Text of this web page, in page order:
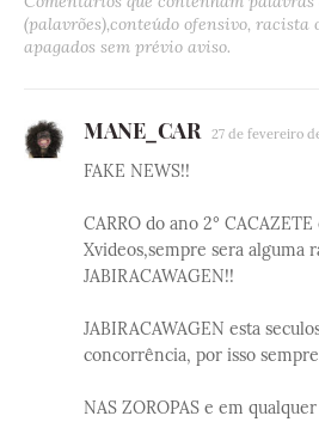
(palavrões),conteúdo ofensivo, racista
apagados sem prévio aviso.
MANE_CAR 27 de fevereiro
FAKE NEWS!!
CARRO do ano 2°
Xvideos,sempre sera alguma
JABIRACAWAGEN!!
JABIRACAWAGEN esta
concorrência, por isso
NAS ZOROPAS e em